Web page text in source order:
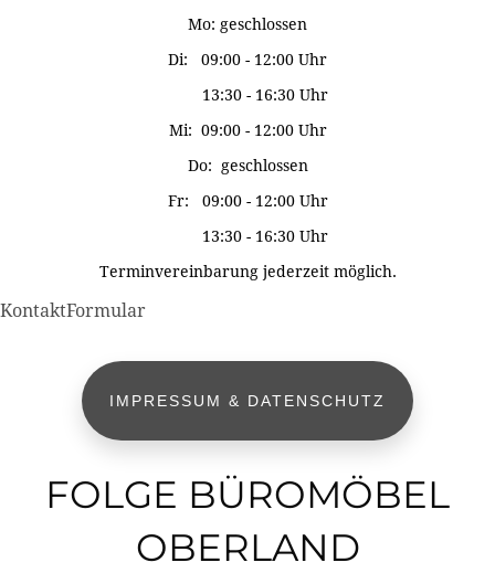
Mo: geschlossen
Di: 09:00 - 12:00 Uhr
13:30 - 16:30 Uhr
Mi: 09:00 - 12:00 Uhr
Do: geschlossen
Fr: 09:00 - 12:00 Uhr
13:30 - 16:30 Uhr
Terminvereinbarung jederzeit möglich.
KontaktFormular
IMPRESSUM & DATENSCHUTZ
FOLGE BÜROMÖBEL
OBERLAND